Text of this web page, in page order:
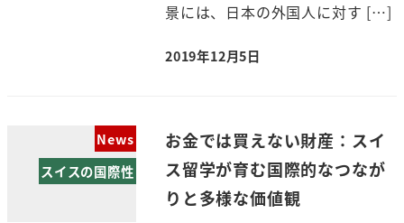
景には、日本の外国人に対す […]
2019年12月5日
News
スイスの国際性
お金では買えない財産：スイ
ス留学が育む国際的なつなが
りと多様な価値観